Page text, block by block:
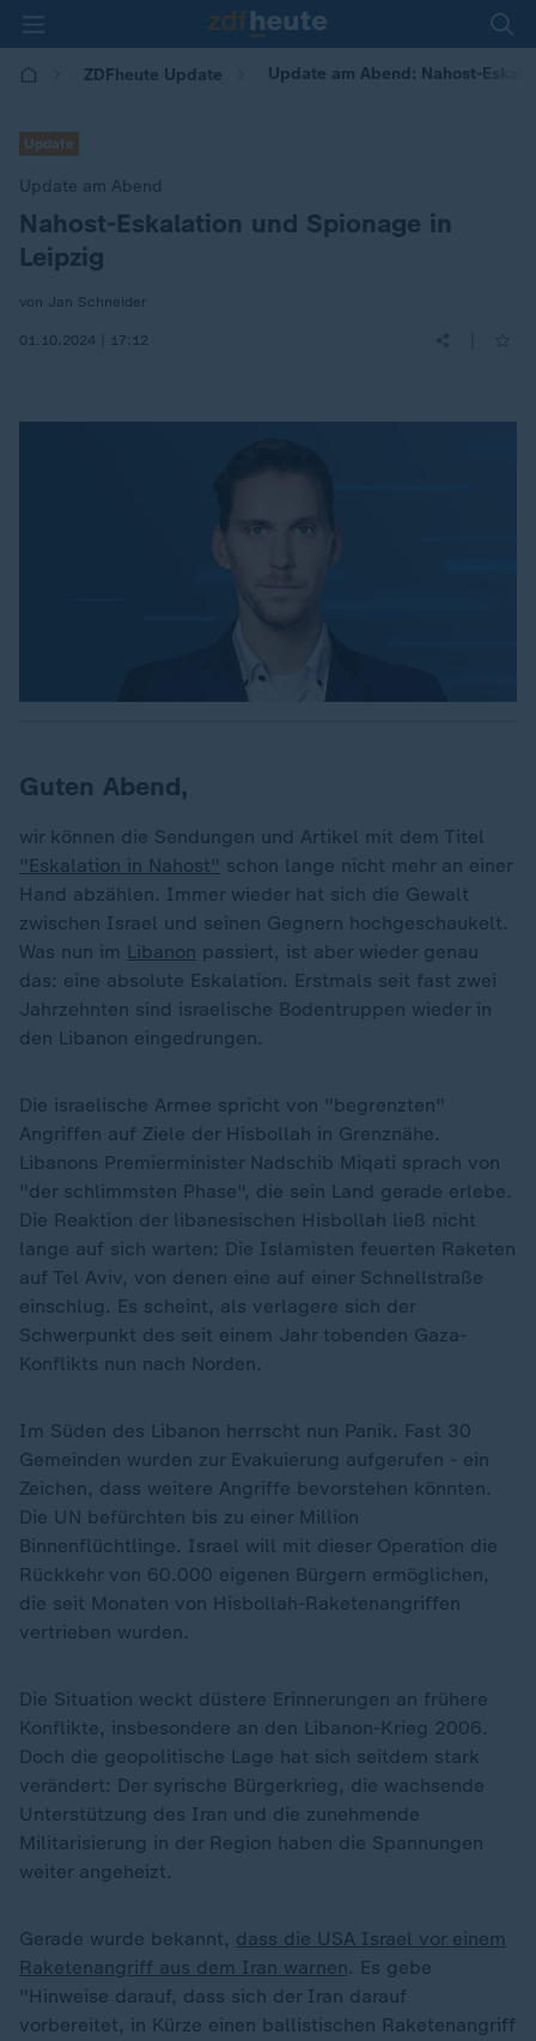
ZDFheute Update Update am Abend: Nahost-
Update
Update am Abend
:Nahost-Eskalation und Spionage in
Leipzig
von Jan Schneider
01.10.2024 | 17:12
Guten Abend,
wir können die Sendungen und Artikel mit dem Titel
"Eskalation in Nahost" schon lange nicht mehr an einer
Hand abzählen. Immer wieder hat sich die Gewalt
zwischen Israel und seinen Gegnern hochgeschaukelt.
Was nun im Libanon passiert, ist aber wieder genau
das: eine absolute Eskalation. Erstmals seit fast zwei
Jahrzehnten sind israelische Bodentruppen wieder in
den Libanon eingedrungen.
Die israelische Armee spricht von "begrenzten"
Angriffen auf Ziele der Hisbollah in Grenznähe.
Libanons Premierminister Nadschib Miqati sprach von
"der schlimmsten Phase", die sein Land gerade erlebe.
Die Reaktion der libanesischen Hisbollah ließ nicht
lange auf sich warten: Die Islamisten feuerten Raketen
auf Tel Aviv, von denen eine auf einer Schnellstraße
einschlug. Es scheint, als verlagere sich der
Schwerpunkt des seit einem Jahr tobenden Gaza-
Konflikts nun nach Norden.
Im Süden des Libanon herrscht nun Panik. Fast 30
Gemeinden wurden zur Evakuierung aufgerufen - ein
Zeichen, dass weitere Angriffe bevorstehen könnten.
Die UN befürchten bis zu einer Million
Binnenflüchtlinge. Israel will mit dieser Operation die
Rückkehr von 60.000 eigenen Bürgern ermöglichen,
die seit Monaten von Hisbollah-Raketenangriffen
vertrieben wurden.
Die Situation weckt düstere Erinnerungen an frühere
Konflikte, insbesondere an den Libanon-Krieg 2006.
Doch die geopolitische Lage hat sich seitdem stark
verändert: Der syrische Bürgerkrieg, die wachsende
Unterstützung des Iran und die zunehmende
Militarisierung in der Region haben die Spannungen
weiter angeheizt.
Gerade wurde bekannt, dass die USA Israel vor einem
Raketenangriff aus dem Iran warnen. Es gebe
"Hinweise darauf, dass sich der Iran darauf
vorbereitet, in Kürze einen ballistischen Raketenangriff